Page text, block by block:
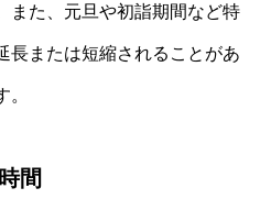
また、元旦や初詣期間など特
長または短縮されることがあ
間